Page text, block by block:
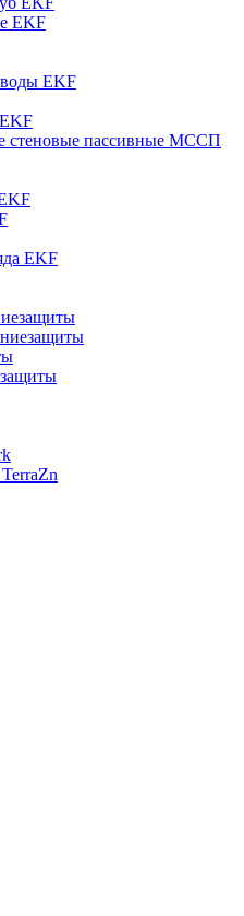
EKF
EKF
стеновые пассивные МССП
EKF